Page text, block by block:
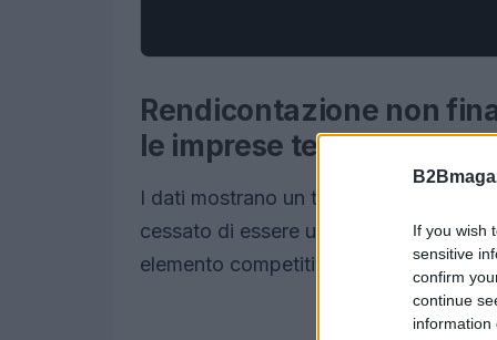
If you wish
sensitive
confirm
continue
information
Rendicontazione non
le imprese tech
I dati mostrano un trend chiaro: la
cessato di essere un esercizio
elemento competitivo nelle
Strategie